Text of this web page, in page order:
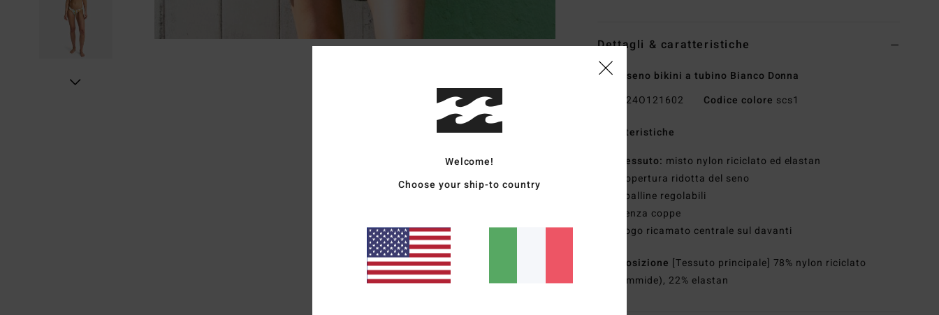
Dettagli & caratteristiche
Reggiseno bikini a tubino Bianco Donna
24O121602 Codice colore scs1
Caratteristiche
Tessuto: misto nylon riciclato ed elastan
Copertura ridotta del seno
Spalline regolabili
Senza coppe
Logo ricamato centrale sul davanti
Composizione [Tessuto principale] 78% nylon riciclato
(poliammide), 22% elastan
Welcome!
Choose your ship-to country